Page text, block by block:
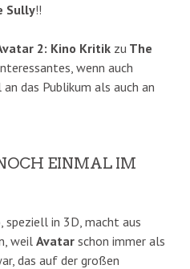
Sully!!
2: Kino Kritik zu The
wenn auch
das Publikum als auch an
EINMAL IM
, speziell in 3D, macht aus
weil Avatar schon immer als
das auf der großen